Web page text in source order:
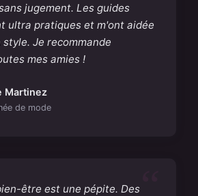
jugement. Les guides
ultra pratiques et m'ont aidée
Je recommande
mes amies !
Martinez
de mode
être est une pépite. Des